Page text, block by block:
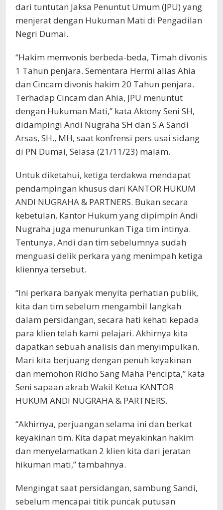
dari tuntutan Jaksa Penuntut Umum (JPU) yang
menjerat dengan Hukuman Mati di Pengadilan
Negri Dumai.
“Hakim memvonis berbeda-beda, Timah divonis
1 Tahun penjara. Sementara Hermi alias Ahia
dan Cincam divonis hakim 20 Tahun penjara.
Terhadap Cincam dan Ahia, JPU menuntut
dengan Hukuman Mati,” kata Aktony Seni SH,
didampingi Andi Nugraha SH dan S.A Sandi
Arsas, SH., MH, saat konfrensi pers usai sidang
di PN Dumai, Selasa (21/11/23) malam.
Untuk diketahui, ketiga terdakwa mendapat
pendampingan khusus dari KANTOR HUKUM
ANDI NUGRAHA & PARTNERS. Bukan secara
kebetulan, Kantor Hukum yang dipimpin Andi
Nugraha juga menurunkan Tiga tim intinya.
Tentunya, Andi dan tim sebelumnya sudah
menguasi delik perkara yang menimpah ketiga
kliennya tersebut.
“Ini perkara banyak menyita perhatian publik,
kita dan tim sebelum mengambil langkah
dalam persidangan, secara hati kehati kepada
para klien telah kami pelajari. Akhirnya kita
dapatkan sebuah analisis dan menyimpulkan.
Mari kita berjuang dengan penuh keyakinan
dan memohon Ridho Sang Maha Pencipta,” kata
Seni sapaan akrab Wakil Ketua KANTOR
HUKUM ANDI NUGRAHA & PARTNERS.
“Akhirnya, perjuangan selama ini dan berkat
keyakinan tim. Kita dapat meyakinkan hakim
dan menyelamatkan 2 klien kita dari jeratan
hikuman mati,” tambahnya.
Mengingat saat persidangan, sambung Sandi,
sebelum mencapai titik puncak putusan